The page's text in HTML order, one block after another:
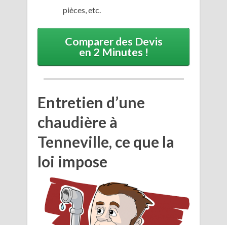
pièces, etc.
Comparer des Devis
en 2 Minutes !
Entretien d’une
chaudière à
Tenneville, ce que la
loi impose